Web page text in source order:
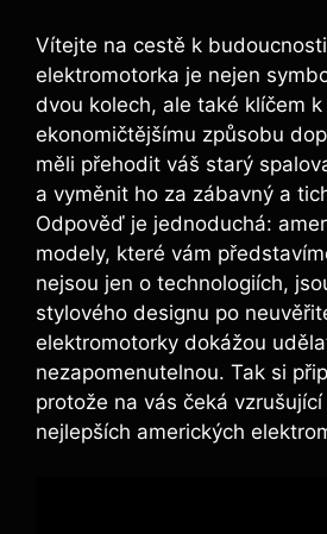
Vítejte na cestě k
elektromotorka je nejen
dvou kolech, ale také klíčem
ekonomičtějšímu způsobu
měli přehodit váš starý
a vyměnit ho za zábavný a
Odpověď je jednoduchá:
modely, které vám
nejsou jen o technologiích,
stylového designu po
elektromotorky dokážou
nezapomenutelnou. Tak si
protože na vás čeká
nejlepších amerických